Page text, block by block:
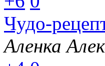
Чудо-
Аленка